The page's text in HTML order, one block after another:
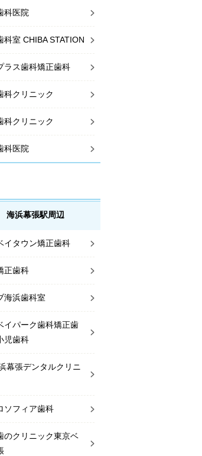
科医院
科室 CHIBA STATION
ラス歯科矯正歯科
科クリニック
科クリニック
科医院
海浜幕張駅周辺
イタウン矯正歯科
正歯科
海浜歯科室
イパーク歯科矯正歯
児歯科
幕張デンタルクリニ
ソフィア歯科
のクリニック東京ベ